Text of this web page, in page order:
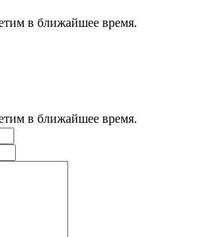
в ближайшее время.
в ближайшее время.